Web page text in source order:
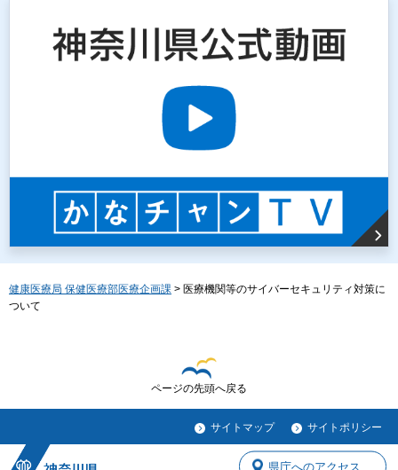
健康医療局 保健医療部医療企画課 > 医療機関等のサイバーセキュリティ対策に
ついて
ページの先頭へ戻る
サイトマップ サイトポリシー
県庁へのアクセス